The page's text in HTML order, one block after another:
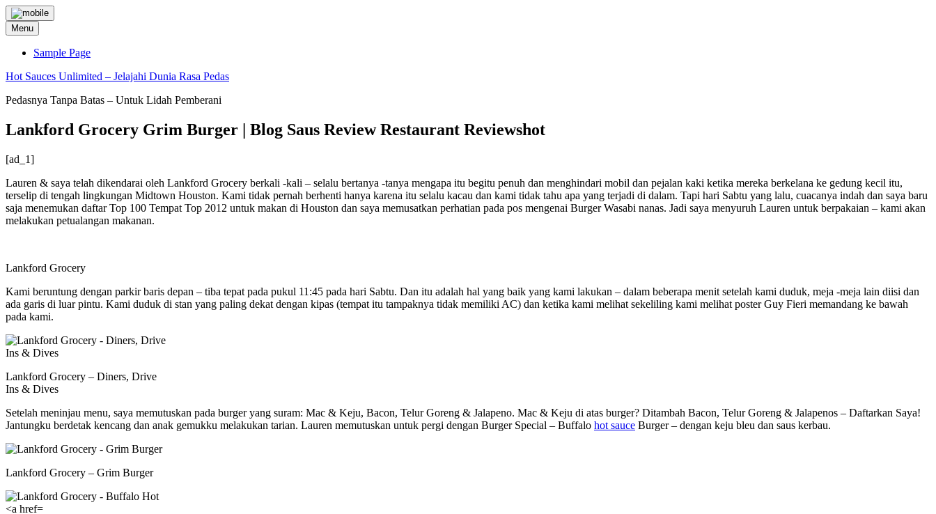
Skip
to
content
Menu
Sample Page
Hot Sauces Unlimited – Jelajahi Dunia Rasa Pedas
Pedasnya Tanpa Batas – Untuk Lidah Pemberani
Lankford Grocery Grim Burger | Blog Saus Review Restaurant Reviewshot
[ad_1]
Lauren & saya telah dikendarai oleh Lankford Grocery berkali -kali – selalu bertanya -tanya mengapa itu begitu penuh dan menghindari mobil dan pejalan kaki ketika mereka berkelana ke gedung kecil itu,
terselip di tengah lingkungan Midtown Houston. Kami tidak pernah berhenti hanya karena itu selalu kacau dan kami tidak tahu apa yang terjadi di dalam. Tapi hari Sabtu yang lalu, cuacanya indah dan saya baru
saja menemukan daftar Top 100 Tempat Top 2012 untuk makan di Houston dan saya memusatkan perhatian pada pos mengenai Burger Wasabi nanas. Jadi saya menyuruh Lauren untuk berpakaian – kami akan
melakukan petualangan makanan.
Lankford Grocery
Kami beruntung dengan parkir baris depan – tiba tepat pada pukul 11:45 pada hari Sabtu. Dan itu adalah hal yang baik yang kami lakukan – dalam beberapa menit setelah kami duduk, meja -meja lain diisi dan
ada garis di luar pintu. Kami duduk di stan yang paling dekat dengan kipas (tempat itu tampaknya tidak memiliki AC) dan ketika kami melihat sekeliling kami melihat poster Guy Fieri memandang ke bawah
pada kami.
Lankford Grocery – Diners, Drive
Ins & Dives
Setelah meninjau menu, saya memutuskan pada burger yang suram: Mac & Keju, Bacon, Telur Goreng & Jalapeno. Mac & Keju di atas burger? Ditambah Bacon, Telur Goreng & Jalapenos – Daftarkan Saya!
Jantungku berdetak kencang dan anak gemukku melakukan tarian. Lauren memutuskan untuk pergi dengan Burger Special – Buffalo hot sauce Burger – dengan keju bleu dan saus kerbau.
Lankford Grocery – Grim Burger